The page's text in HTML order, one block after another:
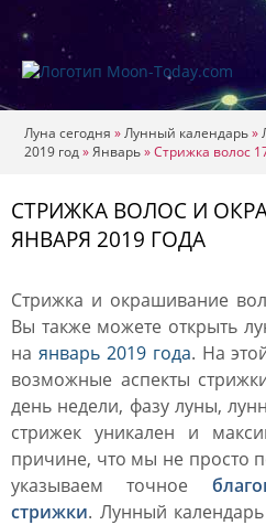
Луна сегодня »Лунный календарь»
2019 год»Январь»Стрижка волос
СТРИЖКА ВОЛОС И
ЯНВАРЯ 2019 ГОДА
Стрижка и окрашивание
Вы также можете открыть
на январь 2019 года. На
возможные аспекты
день недели, фазу луны,
стрижек уникален и
причине, что мы не просто
указываем точное
стрижки. Лунный